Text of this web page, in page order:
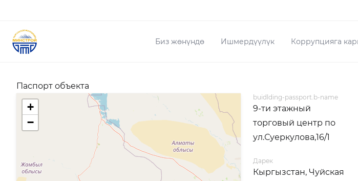
Биз жөнүндө Ишмердүүлүк Коррупцияга
Паспорт объекта
+
−
buidlding-passport.b-name
9-ти этажный
торговый центр по
ул.Суеркулова,16/1
Дарек
Кыргызстан, Чуйская